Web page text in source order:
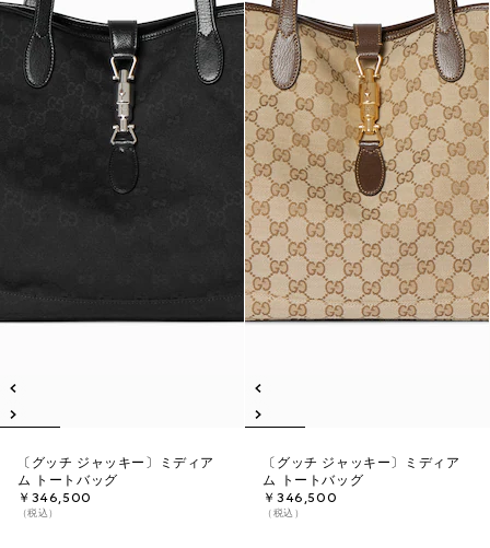
〔グッチ ジャッキー〕ミディア
ム トートバッグ
￥346,500
（税込）
〔グッチ ジャッキー〕ミディア
ム トートバッグ
￥346,500
（税込）